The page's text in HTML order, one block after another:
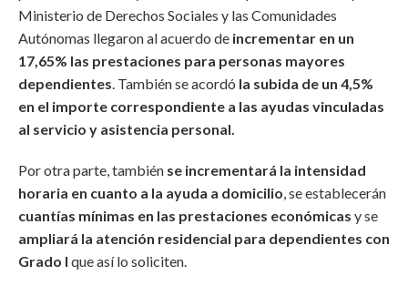
Ministerio de Derechos Sociales y las Comunidades
Autónomas llegaron al acuerdo de incrementar en un
17,65% las prestaciones para personas mayores
dependientes. También se acordó la subida de un 4,5%
en el importe correspondiente a las ayudas vinculadas
al servicio y asistencia personal.
Por otra parte, también se incrementará la intensidad
horaria en cuanto a la ayuda a domicilio, se establecerán
cuantías mínimas en las prestaciones económicas y se
ampliará la atención residencial para dependientes con
Grado I que así lo soliciten.